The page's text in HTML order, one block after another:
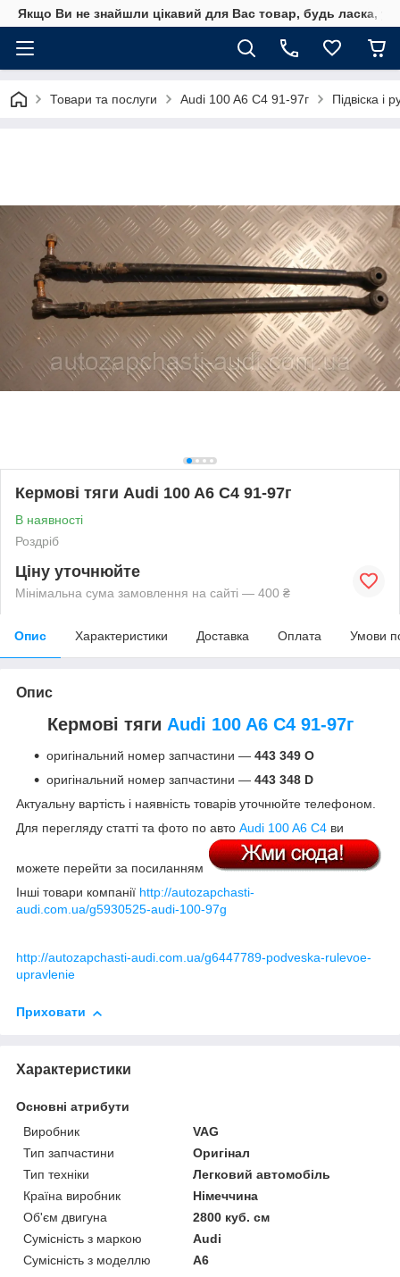
Якщо Ви не знайшли цікавий для Вас товар, будь ласка,
Товари та послуги Audi 100 A6 C4 91-97г Підвіска і
Кермові тяги Audi 100 A6 C4 91-97г
В наявності
Роздріб
Ціну уточнюйте
Мінімальна сума замовлення на сайті — 400 ₴
Опис Характеристики Доставка Оплата Умови
Опис
Кермові тяги Audi 100 A6 C4 91-97г
оригінальний номер запчастини — 443 349 O
оригінальний номер запчастини — 443 348 D
Актуальну вартість і наявність товарів уточнюйте телефоном.
Для перегляду статті та фото по авто Audi 100 A6 C4 ви
можете перейти за посиланням
Інші товари компанії http://autozapchasti-
audi.com.ua/g5930525-audi-100-97g
http://autozapchasti-audi.com.ua/g6447789-podveska-rulevoe-
upravlenie
Приховати
Характеристики
Основні атрибути
Виробник
VAG
Тип запчастини
Оригінал
Тип техніки
Легковий автомобіль
Країна виробник
Німеччина
Об'єм двигуна
2800 куб. см
Сумісність з маркою
Audi
Сумісність з моделлю
A6